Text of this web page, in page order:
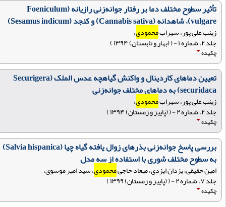
تأثیر سطوح مختلف دما بر رفتار جوانه‌زنی رازیانه (Foeniculum
vulgare)، شاهدانه (Cannabis sativa) و کنجد (Sesamus indicum)
زینب علی پور، سهرابمحمودی،
جلد ۲، شماره ۱ - ( (بهار و تابستان) ۱۳۹۴ )
چکیده
تعیین دماهای کاردینال و واکنش گیاهچه عدس‌ الملک (Securigera
securidaca) به دماهای مختلف جوانه‌زنی
زینب علی پور، سهرابمحمودی،
جلد ۲، شماره ۲ - ( (پاییز و زمستان) ۱۳۹۴ )
چکیده
بررسی پاسخ جوانه‌زنی بذرهای زوال یافته گیاه چیا (Salvia hispanica)
به سطوح مختلف شوری با استفاده از سه مدل
امین حقیقی، یزدان ایزدی، میعاد حاجیمحمودی، سید امیر موسوی،
جلد ۷، شماره ۲ - ( (پاییز و زمستان) ۱۳۹۹ )
چکیده